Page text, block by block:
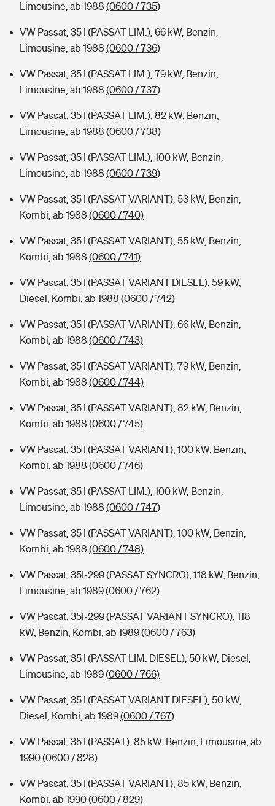
Limousine, ab 1988 (0600 / 735)
VW Passat, 35 I (PASSAT LIM.), 66 kW, Benzin,
Limousine, ab 1988 (0600 / 736)
VW Passat, 35 I (PASSAT LIM.), 79 kW, Benzin,
Limousine, ab 1988 (0600 / 737)
VW Passat, 35 I (PASSAT LIM.), 82 kW, Benzin,
Limousine, ab 1988 (0600 / 738)
VW Passat, 35 I (PASSAT LIM.), 100 kW, Benzin,
Limousine, ab 1988 (0600 / 739)
VW Passat, 35 I (PASSAT VARIANT), 53 kW, Benzin,
Kombi, ab 1988 (0600 / 740)
VW Passat, 35 I (PASSAT VARIANT), 55 kW, Benzin,
Kombi, ab 1988 (0600 / 741)
VW Passat, 35 I (PASSAT VARIANT DIESEL), 59 kW,
Diesel, Kombi, ab 1988 (0600 / 742)
VW Passat, 35 I (PASSAT VARIANT), 66 kW, Benzin,
Kombi, ab 1988 (0600 / 743)
VW Passat, 35 I (PASSAT VARIANT), 79 kW, Benzin,
Kombi, ab 1988 (0600 / 744)
VW Passat, 35 I (PASSAT VARIANT), 82 kW, Benzin,
Kombi, ab 1988 (0600 / 745)
VW Passat, 35 I (PASSAT VARIANT), 100 kW, Benzin,
Kombi, ab 1988 (0600 / 746)
VW Passat, 35 I (PASSAT LIM.), 100 kW, Benzin,
Limousine, ab 1988 (0600 / 747)
VW Passat, 35 I (PASSAT VARIANT), 100 kW, Benzin,
Kombi, ab 1988 (0600 / 748)
VW Passat, 35I-299 (PASSAT SYNCRO), 118 kW, Benzin,
Limousine, ab 1989(0600 / 762)
VW Passat, 35I-299 (PASSAT VARIANT SYNCRO), 118
kW, Benzin, Kombi, ab 1989(0600 / 763)
VW Passat, 35 I (PASSAT LIM. DIESEL), 50 kW, Diesel,
Limousine, ab 1989(0600 / 766)
VW Passat, 35 I (PASSAT VARIANT DIESEL), 50 kW,
Diesel, Kombi, ab 1989(0600 / 767)
VW Passat, 35 I (PASSAT), 85 kW, Benzin, Limousine, ab
1990(0600 / 828)
VW Passat, 35 I (PASSAT VARIANT), 85 kW, Benzin,
Kombi, ab 1990(0600 / 829)